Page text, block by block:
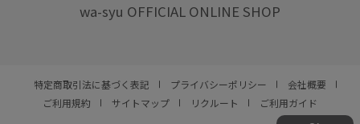
wa-syu OFFICIAL ONLINE SHOP
特定商取引法に基づく表記 プライバシーポリシー
会社概要
ご利用規約
サイトマップ リクルート ご利用ガイド